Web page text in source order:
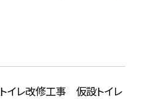
トイレ改修工事 仮設トイレ